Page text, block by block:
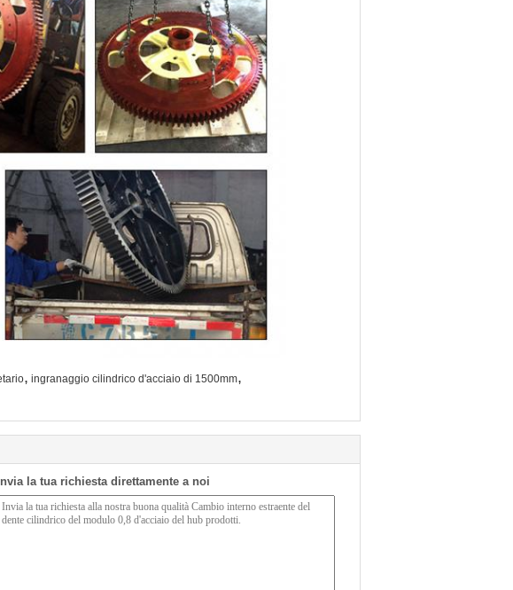
, ingranaggio cilindrico d'acciaio di 1500mm,
la tua richiesta direttamente a noi